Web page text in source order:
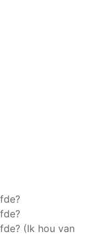
(Ik hou van